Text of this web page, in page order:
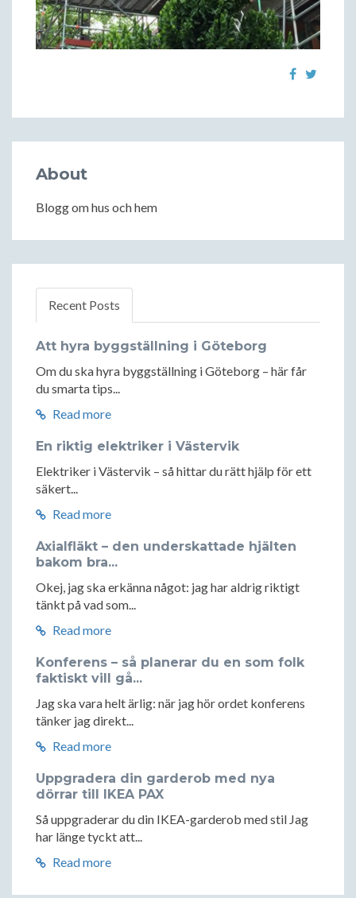
About
Blogg om hus och hem
Recent Posts
Att hyra byggställning i Göteborg
Om du ska hyra byggställning i Göteborg – här får
du smarta tips...
Read more
En riktig elektriker i Västervik
Elektriker i Västervik – så hittar du rätt hjälp för ett
säkert...
Read more
Axialfläkt – den underskattade hjälten
bakom bra...
Okej, jag ska erkänna något: jag har aldrig riktigt
tänkt på vad som...
Read more
Konferens – så planerar du en som folk
faktiskt vill gå...
Jag ska vara helt ärlig: när jag hör ordet konferens
tänker jag direkt...
Read more
Uppgradera din garderob med nya
dörrar till IKEA PAX
Så uppgraderar du din IKEA-garderob med stil Jag
har länge tyckt att...
Read more